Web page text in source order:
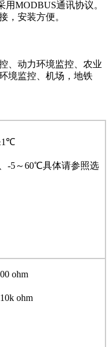
用MODBUS通讯协议。
，安装方便。
、动力环境监控、农业
境监控、机场，地铁
-5～60℃具体请参照选
ohm
ohm